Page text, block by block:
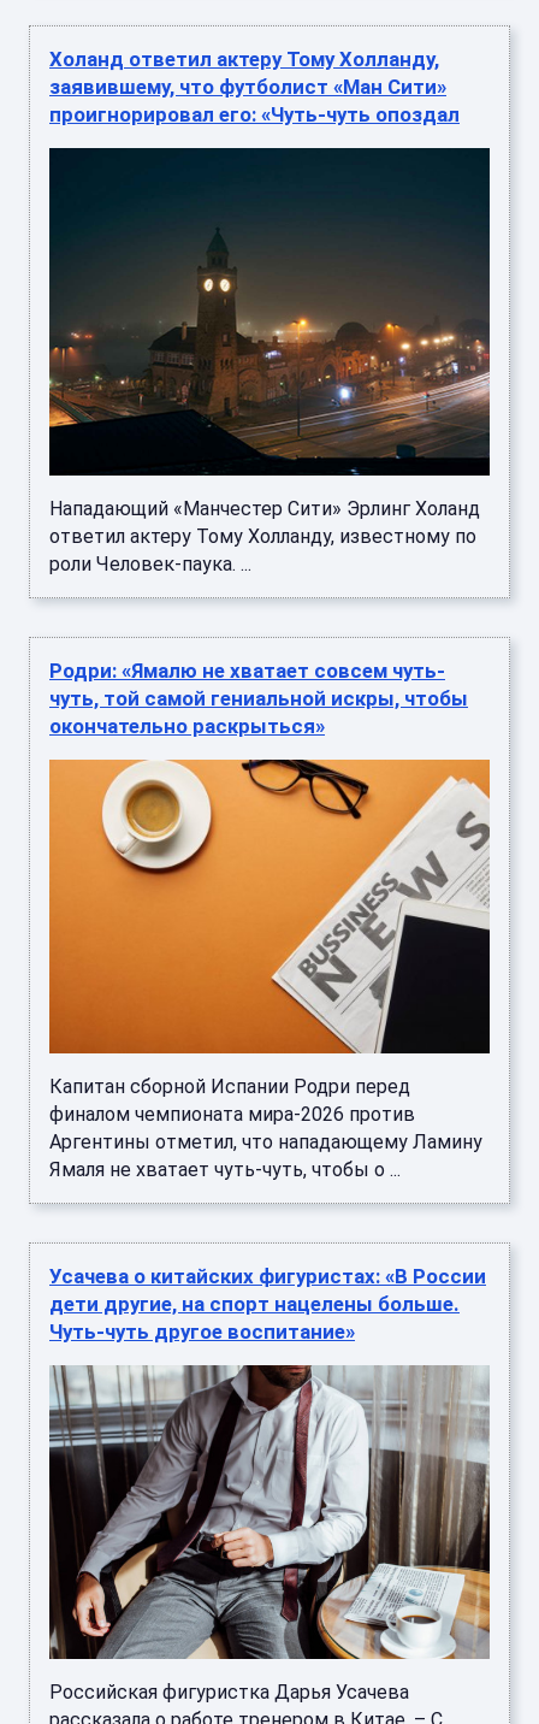
Холанд ответил актеру Тому Холланду,
заявившему, что футболист «Ман Сити»
проигнорировал его: «Чуть-чуть опоздал
Нападающий «Манчестер Сити» Эрлинг Холанд
ответил актеру Тому Холланду, известному по
роли Человек-паука. ...
Родри: «Ямалю не хватает совсем чуть-
чуть, той самой гениальной искры, чтобы
окончательно раскрыться»
Капитан сборной Испании Родри перед
финалом чемпионата мира-2026 против
Аргентины отметил, что нападающему Ламину
Ямаля не хватает чуть-чуть, чтобы о ...
Усачева о китайских фигуристах: «В России
дети другие, на спорт нацелены больше.
Чуть-чуть другое воспитание»
Российская фигуристка Дарья Усачева